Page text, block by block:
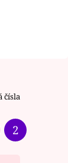
čísla
2